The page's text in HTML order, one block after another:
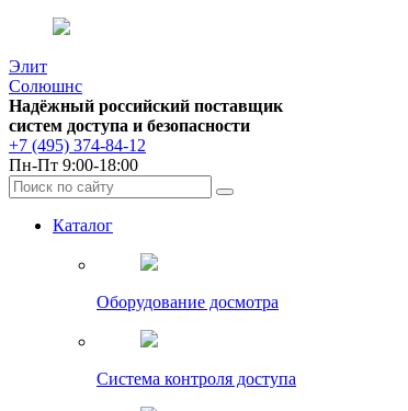
Элит
Солюшнс
Надёжный российский поставщик
систем доступа и безопасности
+7 (495) 374-84-12
Пн-Пт 9:00-18:00
Каталог
Оборудование досмотра
Система контроля доступа